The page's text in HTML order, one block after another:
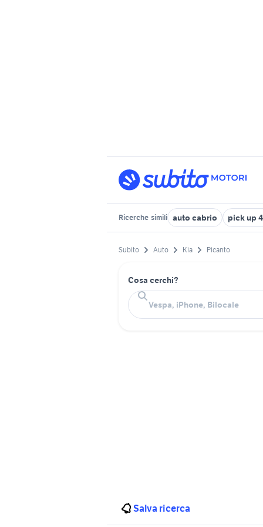
Ricerche simili auto cabrio pick up
Subito Auto Kia Picanto
Cosa cerchi?
Salva ricerca